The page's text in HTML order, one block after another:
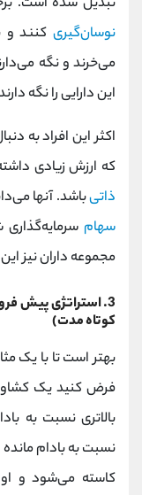
نوسان‌گیری کنند و
می‌خرند و نگه
این دارایی را نگه
اکثر این افراد به
که ارزش زیادی
ذاتیباشد. آنها
سهام
مجموعه داران نیز
3. استراتژی پیش
کوتاه مدت)
بهتر است تا با یک
فرض کنید یک
بالاتری نسبت به
نسبت به بادام
کاسته می‌شود و او